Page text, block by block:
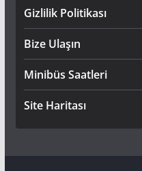
Gizlilik Politikası
Bize Ulaşın
Minibüs Saatleri
Site Haritası